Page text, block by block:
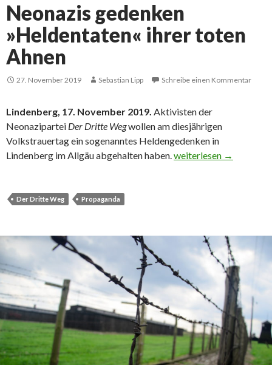
Neonazis gedenken
»Heldentaten« ihrer toten
Ahnen
27. November 2019 Sebastian Lipp Schreibe einen Kommentar
Lindenberg, 17. November 2019. Aktivisten der
Neonazipartei Der Dritte Wegwollen am diesjährigen
Volkstrauertag ein sogenanntes Heldengedenken in
Lindenberg im Allgäu abgehalten haben.Neonazis gedenken
weiterlesen →
Der Dritte Weg Propaganda